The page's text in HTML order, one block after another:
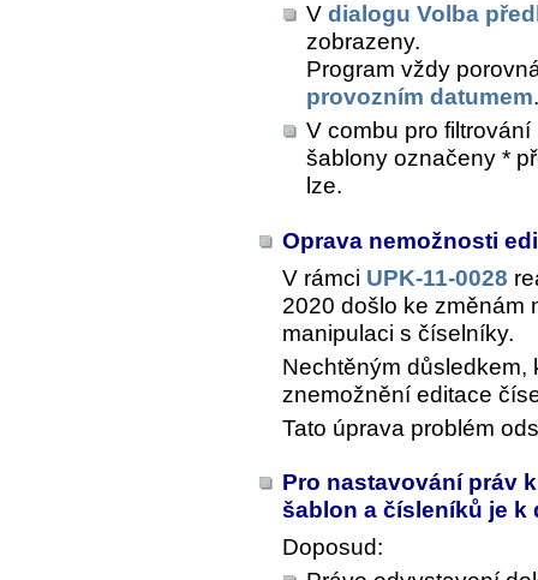
V dialogu Volba
zobrazeny.
Program vždy
provozním datumem.
V combu pro
šablony označeny *
lze.
Oprava nemožnosti
V rámci UPK-11-0028
2020 došlo ke změnám
manipulaci s číselníky.
Nechtěným důsledkem,
znemožnění editace
Tato úprava problém
Pro nastavování práv
šablon a čísleníků je
Doposud: